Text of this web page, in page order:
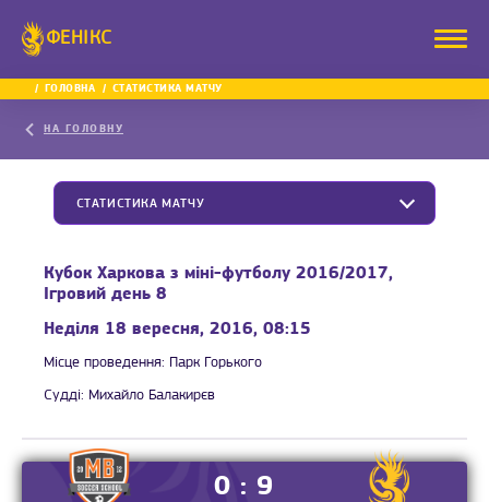
ФЕНІКС
ГОЛОВНА СТАТИСТИКА МАТЧУ
НА ГОЛОВНУ
СТАТИСТИКА МАТЧУ
Кубок Харкова з міні-футболу 2016/2017,
Ігровий день 8
Неділя 18 вересня, 2016, 08:15
Місце проведення: Парк Горького
Судді: Михайло Балакирєв
0 : 9